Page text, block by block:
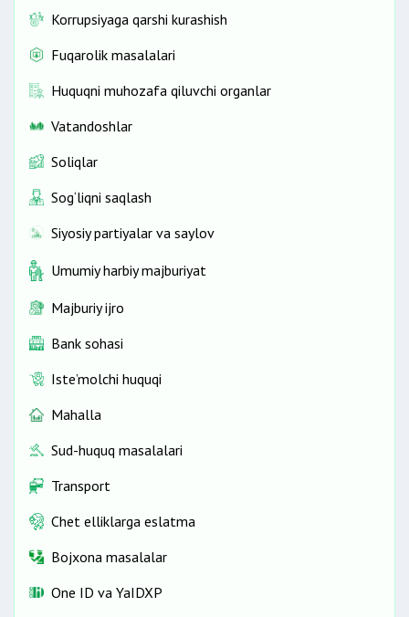
Korrupsiyaga qarshi kurashish
Fuqarolik masalalari
Huquqni muhozafa qiluvchi organlar
Vatandoshlar
Soliqlar
Sog‘liqni saqlash
Siyosiy partiyalar va saylov
Umumiy harbiy majburiyat
Majburiy ijro
Bank sohasi
Iste’molchi huquqi
Mahalla
Sud-huquq masalalari
Transport
Chet elliklarga eslatma
Bojxona masalalar
One ID vа YaIDXP